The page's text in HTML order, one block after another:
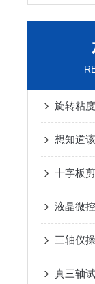
旋转粘
十字板
三轴仪